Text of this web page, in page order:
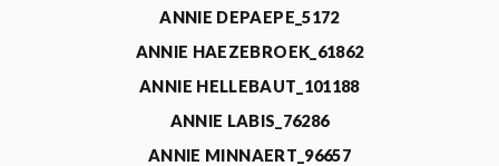
ANNIE DEPAEPE_5172
ANNIE HAEZEBROEK_61862
ANNIE HELLEBAUT_101188
ANNIE LABIS_76286
ANNIE MINNAERT_96657